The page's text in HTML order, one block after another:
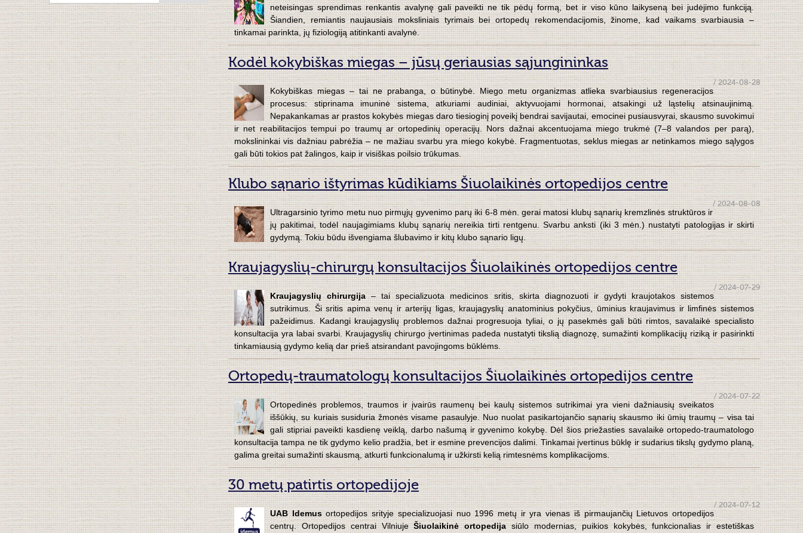
neteisingas sprendimas renkantis avalynę gali paveikti ne tik pėdų formą, bet ir viso kūno laikyseną bei judėjimo funkciją.
Šiandien, remiantis naujausiais moksliniais tyrimais bei ortopedų rekomendacijomis, žinome, kad vaikams svarbiausia –
tinkamai parinkta, jų fiziologiją atitinkanti avalynė.
Kodėl kokybiškas miegas – jūsų geriausias sąjungininkas
/ 2024-08-28
Kokybiškas miegas – tai ne prabanga, o būtinybė. Miego metu organizmas atlieka svarbiausius regeneracijos
procesus: stiprinama imuninė sistema, atkuriami audiniai, aktyvuojami hormonai, atsakingi už ląstelių atsinaujinimą.
Nepakankamas ar prastos kokybės miegas daro tiesioginį poveikį bendrai savijautai, emocinei pusiausvyrai, skausmo suvokimui
ir net reabilitacijos tempui po traumų ar ortopedinių operacijų. Nors dažnai akcentuojama miego trukmė (7–8 valandos per parą),
mokslininkai vis dažniau pabrėžia – ne mažiau svarbu yra miego kokybė. Fragmentuotas, seklus miegas ar netinkamos miego sąlygos
gali būti tokios pat žalingos, kaip ir visiškas poilsio trūkumas.
Klubo sąnario ištyrimas kūdikiams Šiuolaikinės ortopedijos centre
/ 2024-08-08
Ultragarsinio tyrimo metu nuo pirmųjų gyvenimo parų iki 6-8 mėn. gerai matosi klubų sąnarių kremzlinės struktūros ir
jų pakitimai, todėl naujagimiams klubų sąnarių nereikia tirti rentgenu. Svarbu anksti (iki 3 mėn.) nustatyti patologijas ir skirti
gydymą. Tokiu būdu išvengiama šlubavimo ir kitų klubo sąnario ligų.
Kraujagyslių-chirurgų konsultacijos Šiuolaikinės ortopedijos centre
/ 2024-07-29
Kraujagyslių chirurgija– tai specializuota medicinos sritis, skirta diagnozuoti ir gydyti kraujotakos sistemos
sutrikimus. Ši sritis apima venų ir arterijų ligas, kraujagyslių anatominius pokyčius, ūminius kraujavimus ir limfinės sistemos
pažeidimus. Kadangi kraujagyslių problemos dažnai progresuoja tyliai, o jų pasekmės gali būti rimtos, savalaikė specialisto
konsultacija yra labai svarbi. Kraujagyslių chirurgo įvertinimas padeda nustatyti tikslią diagnozę, sumažinti komplikacijų riziką ir pasirinkti
tinkamiausią gydymo kelią dar prieš atsirandant pavojingoms būklėms.
Ortopedų-traumatologų konsultacijos Šiuolaikinės ortopedijos centre
/ 2024-07-22
Ortopedinės problemos, traumos ir įvairūs raumenų bei kaulų sistemos sutrikimai yra vieni dažniausių sveikatos
iššūkių, su kuriais susiduria žmonės visame pasaulyje. Nuo nuolat pasikartojančio sąnarių skausmo iki ūmių traumų – visa tai
gali stipriai paveikti kasdienę veiklą, darbo našumą ir gyvenimo kokybę. Dėl šios priežasties savalaikė ortopedo-traumatologo
konsultacija tampa ne tik gydymo kelio pradžia, bet ir esmine prevencijos dalimi. Tinkamai įvertinus būklę ir sudarius tikslų gydymo planą,
galima greitai sumažinti skausmą, atkurti funkcionalumą ir užkirsti kelią rimtesnėms komplikacijoms.
30 metų patirtis ortopedijoje
/ 2024-07-12
UAB Idemusortopedijos srityje specializuojasi nuo 1996 metų ir yra vienas iš pirmaujančių Lietuvos ortopedijos
centrų. Ortopedijos centrai VilniujeŠiuolaikinė ortopedijasiūlo modernias, puikios kokybės, funkcionalias ir estetiškas